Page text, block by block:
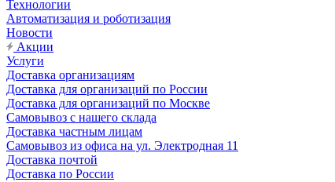
Технологии
Автоматизация и роботизация
Новости
Акции
Услуги
Доставка организациям
Доставка для организаций по России
Доставка для организаций по Москве
Самовывоз с нашего склада
Доставка частным лицам
Самовывоз из офиса на ул. Электродная 11
Доставка почтой
Доставка по России